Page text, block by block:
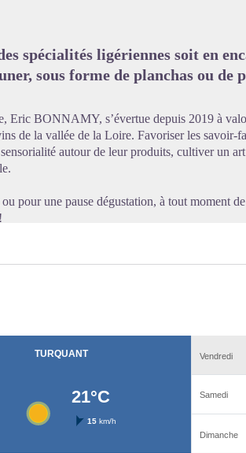
spécialités ligériennes soit en
sous forme de planchas ou de
Eric BONNAMY, s’évertue depuis 2019 à
de la vallée de la Loire. Favoriser les savoir-
autour de leur produits, cultiver un
pour une pause dégustation, à tout moment